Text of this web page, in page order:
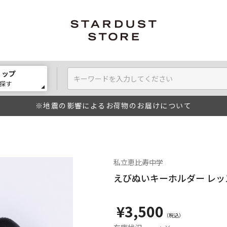
プ
す
※地震の影響によるお荷物のお届けについて
私立恵比寿中学
えびぬいキーホルダー レ
¥3,500